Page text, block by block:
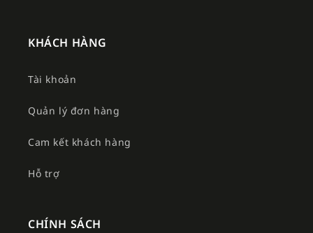
KHÁCH HÀNG
Tài khoản
Quản lý đơn hàng
Cam kết khách hàng
Hỗ trợ
CHÍNH SÁCH